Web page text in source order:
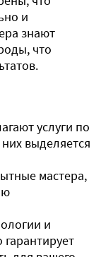
и
знают
что
услуги по
выделяется
мастера,
и